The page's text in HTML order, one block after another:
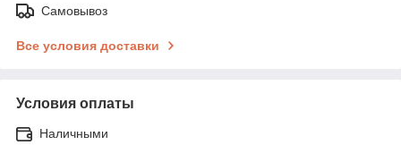
Самовывоз
Все условия доставки
Условия оплаты
Наличными